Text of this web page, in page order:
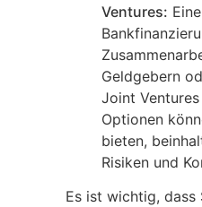
Ventures:
Geldgebern
Joint
Optionen
bieten,
Risiken und
Es ist wichtig, dass